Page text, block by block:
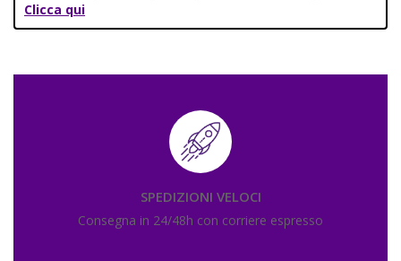
Clicca qui
SPEDIZIONI VELOCI
Consegna in 24/48h con corriere espresso